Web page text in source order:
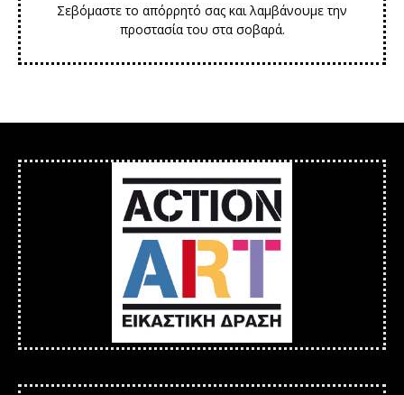
Σεβόμαστε το απόρρητό σας και λαμβάνουμε την
προστασία του στα σοβαρά.